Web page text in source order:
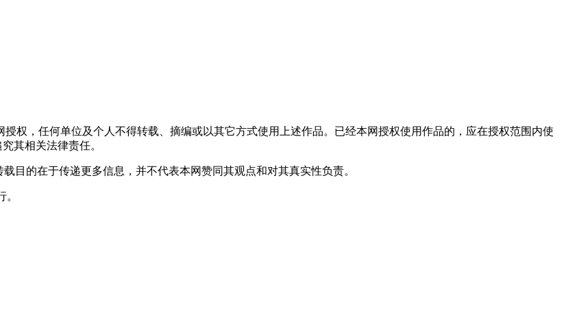
权，任何单位及个人不得转载、摘编或以其它方式使用上述作品。已经本网授权使用作品的，应在授权范围内使
其相关法律责任。
目的在于传递更多信息，并不代表本网赞同其观点和对其真实性负责。